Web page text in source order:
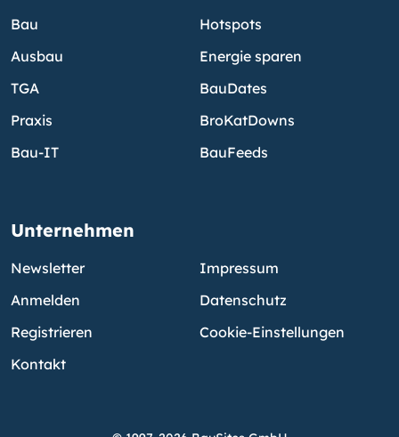
Bau
Ausbau
TGA
Praxis
Bau-IT
Hotspots
Energie sparen
BauDates
BroKatDowns
BauFeeds
Unternehmen
Newsletter
Anmelden
Registrieren
Kontakt
Impressum
Datenschutz
Cookie-Einstellungen